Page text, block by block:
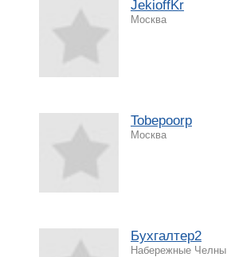
JekioffKr
Москва
Tobepoorp
Москва
Бухгалтер2
Набережные Челны